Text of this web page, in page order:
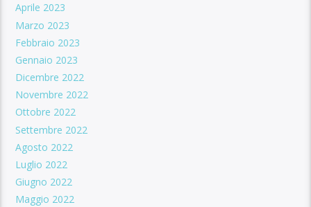
Aprile 2023
Marzo 2023
Febbraio 2023
Gennaio 2023
Dicembre 2022
Novembre 2022
Ottobre 2022
Settembre 2022
Agosto 2022
Luglio 2022
Giugno 2022
Maggio 2022